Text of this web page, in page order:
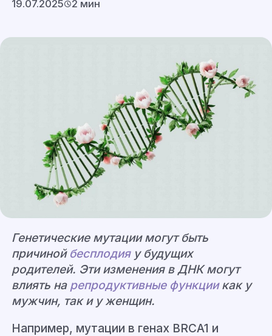
19.07.2025 2 мин
Генетические мутации могут быть
причиной бесплодияу будущих
родителей. Эти изменения в ДНК могут
влиять на репродуктивные функциикак у
мужчин, так и у женщин.
Например, мутации в генах BRCA1 и